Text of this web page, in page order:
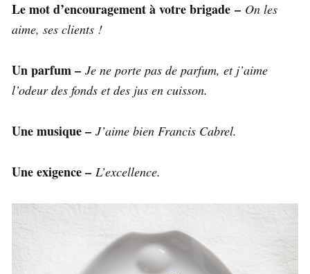
Le mot d’encouragement à votre brigade – On les
aime, ses clients !
Un parfum – Je ne porte pas de parfum, et j’aime
l’odeur des fonds et des jus en cuisson.
Une musique – J’aime bien Francis Cabrel.
Une exigence – L’excellence.